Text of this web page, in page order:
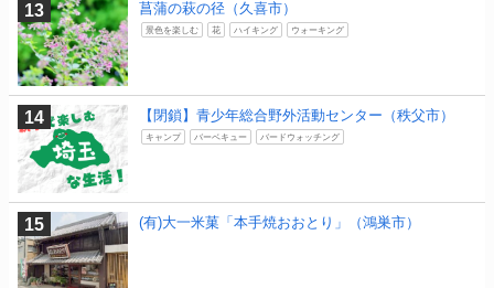
菖蒲の萩の径（久喜市）
景色を楽しむ 花 ハイキング ウォーキング
【閉鎖】青少年総合野外活動センター（秩父市）
キャンプ バーベキュー バードウォッチング
(有)大一米菓「本手焼おおとり」（鴻巣市）